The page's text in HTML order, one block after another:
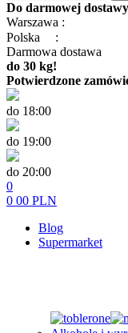
Do darmowej
Warszawa :
Polska
:
Darmowa dostawa
do 30 kg!
Potwierdzone
do 18:00
do 19:00
do 20:00
0
0 00 PLN
Blog
Supermarket